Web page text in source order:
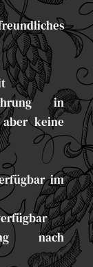
in
keine
im
nach